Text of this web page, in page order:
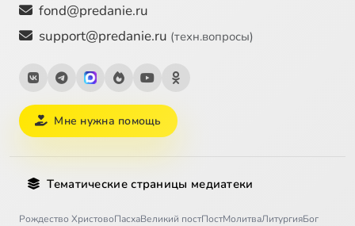
fond@predanie.ru
support@predanie.ru (техн.вопросы)
Мне нужна помощь
Тематические страницы медиатеки
Рождество ХристовоПасхаВеликий постПостМолитваЛитургияБог